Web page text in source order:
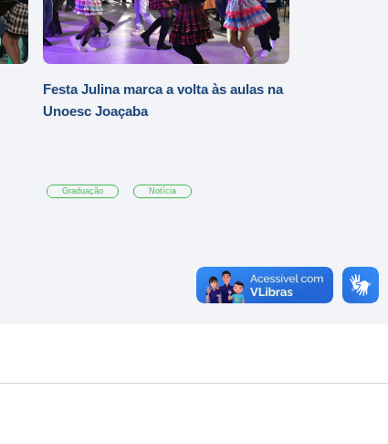
Festa Julina marca a volta às aulas na
Unoesc Joaçaba
Graduação Notícia